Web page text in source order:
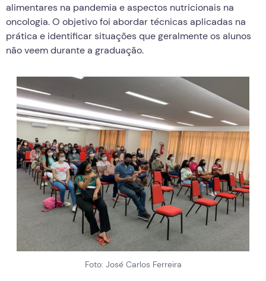
alimentares na pandemia e aspectos nutricionais na
oncologia. O objetivo foi abordar técnicas aplicadas na
prática e identificar situações que geralmente os alunos
não veem durante a graduação.
Foto: José Carlos Ferreira